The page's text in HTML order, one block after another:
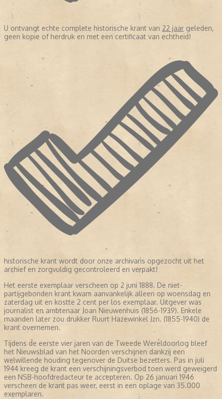
U ontvangt echte complete historische krant van 22 jaar geleden,
geen kopie of herdruk en met een certificaat van echtheid!
historische krant wordt door onze archivaris opgezocht uit het
archief en zorgvuldig gecontroleerd en verpakt!
Het eerste exemplaar verscheen op 2 juni 1888. De niet-
partijgebonden krant kwam aanvankelijk alleen op woensdag en
zaterdag uit en kostte 2 cent per los exemplaar. Uitgever was
journalist en ambtenaar Joan Nieuwenhuis (1856-1939). Enkele
maanden later zou drukker Ruurt Hazewinkel Jzn. (1855-1940) de
krant overnemen.
Tijdens de eerste vier jaren van de Tweede Wereldoorlog bleef
het Nieuwsblad van het Noorden verschijnen dankzij een
welwillende houding tegenover de Duitse bezetters. Pas in juli
1944 kreeg de krant een verschijningsverbod toen werd geweigerd
een NSB-hoofdredacteur te accepteren. Op 26 januari 1946
verscheen de krant pas weer, eerst in een oplage van 35.000
exemplaren.